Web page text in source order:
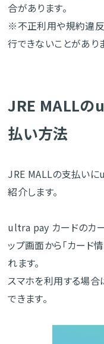
合があります。
※不正利用や規約違反
行できないことがあり
JRE MALLの
払い方法
JRE MALLの支払い
紹介します。
ultra pay カードのカ
ップ画面から「カード
れます。
スマホを利用する場
できます。